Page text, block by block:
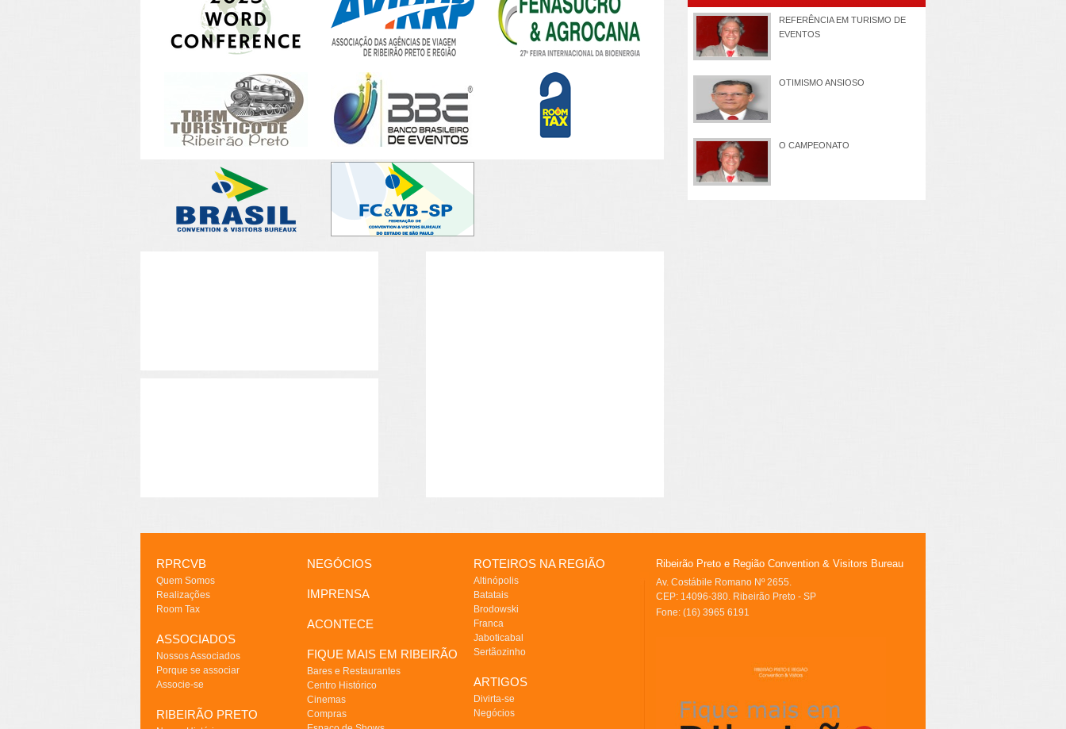
REFERÊNCIA EM TURISMO DE
EVENTOS
OTIMISMO ANSIOSO
O CAMPEONATO
RPRCVB
Quem Somos
Realizações
Room Tax
ASSOCIADOS
Nossos Associados
Porque se associar
Associe-se
RIBEIRÃO PRETO
NEGÓCIOS
IMPRENSA
ACONTECE
FIQUE MAIS EM RIBEIRÃO
Bares e Restaurantes
Centro Histórico
Cinemas
Compras
ROTEIROS NA REGIÃO
Altinópolis
Batatais
Brodowski
Franca
Jaboticabal
Sertãozinho
ARTIGOS
Divirta-se
Negócios
Ribeirão Preto e Região Convention & Visitors Bureau
Av. Costábile Romano Nº 2655.
CEP: 14096-380. Ribeirão Preto - SP
Fone: (16) 3965 6191